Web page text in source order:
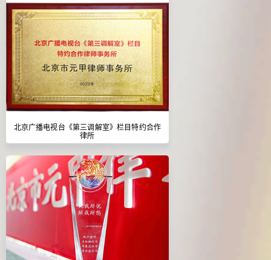
北京广播电视台《第三调解室》栏目特约合作
律所